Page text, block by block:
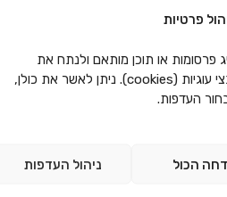
פרטיות
פרסומות או תוכן מותאם ולנתח את
השימוש באתר, אנו משתמשים בקבצי עוגיות (cookies). ניתן לאשר את כולן,
העדפות.
דחה הכול ניהול העדפות